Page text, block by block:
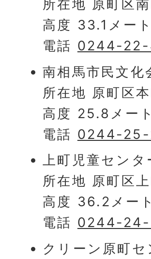
所在地 原町区
高度 33.1メー
電話 0244-22-
南相馬市民文
所在地 原町区
高度 25.8メー
電話 0244-25-
上町児童センタ
所在地 原町区
高度 36.2メー
電話 0244-
クリーン原町